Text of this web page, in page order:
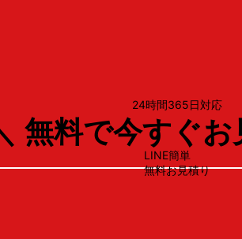
LINE簡単
無料お見積り
無料で今すぐお
24時間365日対応